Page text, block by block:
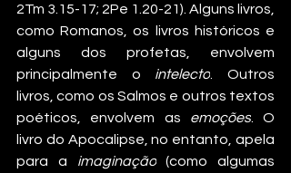
2Tm 3.15-17; 2Pe 1.20-21). Alguns livros,
como Romanos, os livros históricos e
alguns dos profetas, envolvem
principalmente o intelecto . Outros
livros, como os Salmos e outros textos
poéticos, envolvem as emoções. O
livro do Apocalipse, no entanto, apela
para a imaginação (como algumas